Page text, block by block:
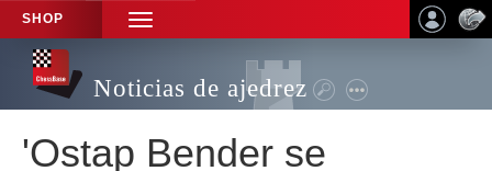
SHOP
TOGGLE
NAVIGATION
Noticias de ajedrez
'Ostap Bender se